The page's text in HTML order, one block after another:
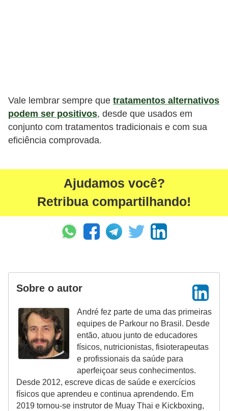
Vale lembrar sempre que tratamentos alternativos
podem ser positivos, desde que usados em
conjunto com tratamentos tradicionais e com sua
eficiência comprovada.
Ajudamos você?
Retribua compartilhando!
Sobre o autor
André fez parte de uma das primeiras
equipes de Parkour no Brasil. Desde
então, atuou junto de educadores
físicos, nutricionistas, fisioterapeutas
e profissionais da saúde para
aperfeiçoar seus conhecimentos.
Desde 2012, escreve dicas de saúde e exercícios
físicos que aprendeu e continua aprendendo. Em
2019 tornou-se instrutor de Muay Thai e Kickboxing,